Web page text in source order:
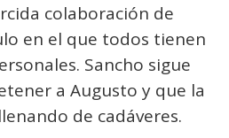
colaboración de
en el que todos tienen
Sancho sigue
a Augusto y que la
de cadáveres.